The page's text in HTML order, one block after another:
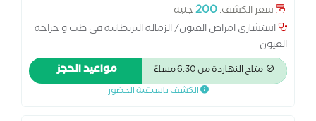
سعر الكشف:200جنيه
استشاري امراض العيون/ الزمالة البريطانية فى طب و جراحة
العيون
متاح النهاردة من 6:30 مساءً مواعيد الحجز
الكشف باسبقية الحضور